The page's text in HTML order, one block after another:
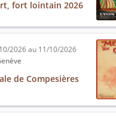
fort lointain 2026
2026 au 11/10/2026
de Compesières